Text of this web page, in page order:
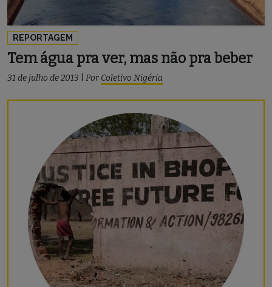
REPORTAGEM
Tem água pra ver, mas não pra beber
31 de julho de 2013 Por Coletivo Nigéria